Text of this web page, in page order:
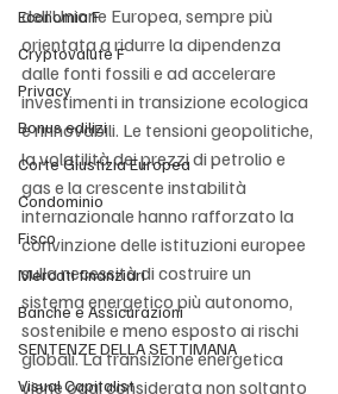
Economia F
Cryptovalute F
Privacy
Bonus edilizi
Corte Giustizia Europea
Condominio
Fisco
Mercati finanziari
Banche e Assicurazioni
SENTENZE DELLA SETTIMANA
Visual Capitalist
dell’Unione Europea, sempre più
orientata a ridurre la dipendenza
dalle fonti fossili e ad accelerare
investimenti in transizione ecologica
e rinnovabili. Le tensioni geopolitiche,
la volatilità dei prezzi di petrolio e
gas e la crescente instabilità
internazionale hanno rafforzato la
convinzione delle istituzioni europee
sulla necessità di costruire un
sistema energetico più autonomo,
sostenibile e meno esposto ai rischi
globali. La transizione energetica
viene oggi considerata non soltanto